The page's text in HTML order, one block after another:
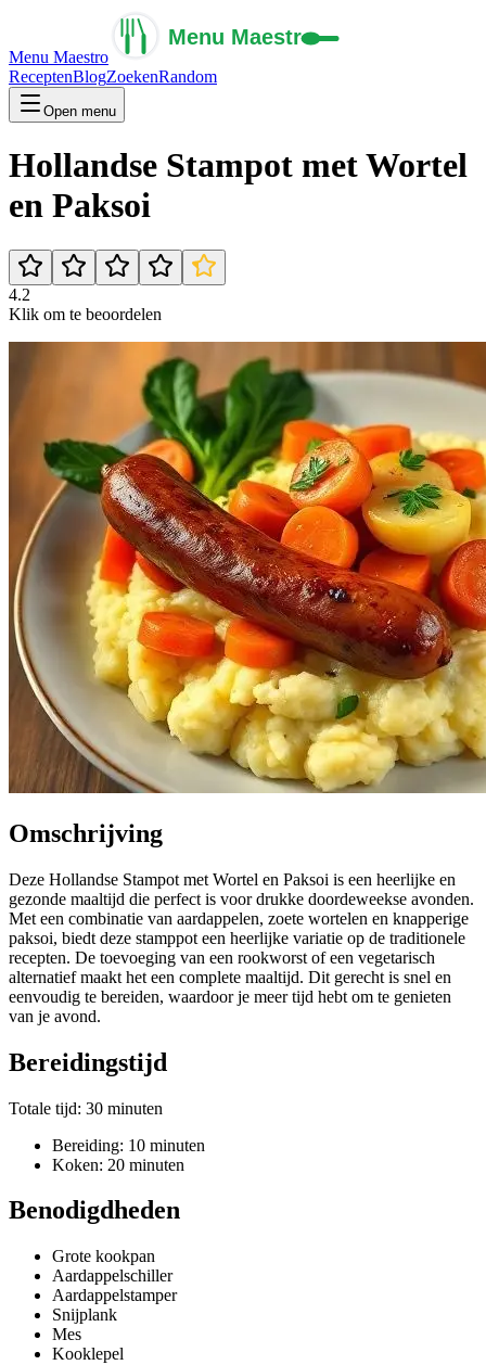
Menu Maestro
ReceptenBlogZoekenRandom
Open menu
Hollandse Stampot met Wortel
en Paksoi
4.2
Klik om te beoordelen
Omschrijving
Deze Hollandse Stampot met Wortel en Paksoi is een heerlijke en
gezonde maaltijd die perfect is voor drukke doordeweekse avonden.
Met een combinatie van aardappelen, zoete wortelen en knapperige
paksoi, biedt deze stamppot een heerlijke variatie op de traditionele
recepten. De toevoeging van een rookworst of een vegetarisch
alternatief maakt het een complete maaltijd. Dit gerecht is snel en
eenvoudig te bereiden, waardoor je meer tijd hebt om te genieten
van je avond.
Bereidingstijd
Totale tijd: 30 minuten
Bereiding: 10 minuten
Koken: 20 minuten
Benodigdheden
Grote kookpan
Aardappelschiller
Aardappelstamper
Snijplank
Mes
Kooklepel